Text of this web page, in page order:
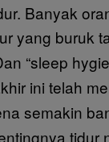
Banyak
yang buruk
“sleep
ini telah
semakin